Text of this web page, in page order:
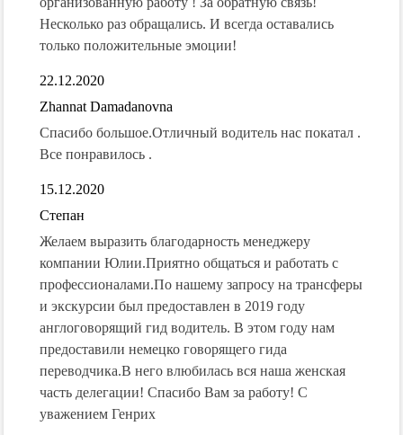
Несколько раз обращались. И всегда оставались
только положительные эмоции!
22.12.2020
Zhannat Damadanovna
Спасибо большое.Отличный водитель нас покатал .
Все понравилось .
15.12.2020
Степан
Желаем выразить благодарность менеджеру
компании Юлии.Приятно общаться и работать с
профессионалами.По нашему запросу на трансферы
и экскурсии был предоставлен в 2019 году
англоговорящий гид водитель. В этом году нам
предоставили немецко говорящего гида
переводчика.В него влюбилась вся наша женская
часть делегации! Спасибо Вам за работу! С
уважением Генрих